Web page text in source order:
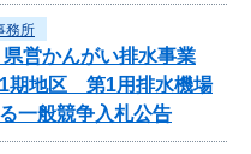
務所
営かんがい排水事業
期地区 第1用排水機場
一般競争入札公告